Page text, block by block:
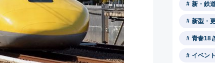
新・鉄
新型・
青春18
イベン